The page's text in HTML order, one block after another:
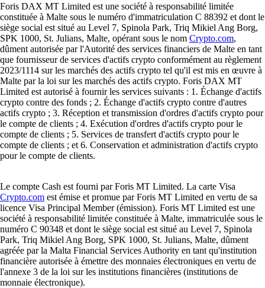
Foris DAX MT Limited est une société à responsabilité limitée
constituée à Malte sous le numéro d'immatriculation C 88392 et dont le
siège social est situé au Level 7, Spinola Park, Triq Mikiel Ang Borg,
SPK 1000, St. Julians, Malte, opérant sous le nom Crypto.com,
dûment autorisée par l'Autorité des services financiers de Malte en tant
que fournisseur de services d'actifs crypto conformément au règlement
2023/1114 sur les marchés des actifs crypto tel qu'il est mis en œuvre à
Malte par la loi sur les marchés des actifs crypto. Foris DAX MT
Limited est autorisé à fournir les services suivants : 1. Échange d'actifs
crypto contre des fonds ; 2. Échange d'actifs crypto contre d'autres
actifs crypto ; 3. Réception et transmission d'ordres d'actifs crypto pour
le compte de clients ; 4. Exécution d'ordres d'actifs crypto pour le
compte de clients ; 5. Services de transfert d'actifs crypto pour le
compte de clients ; et 6. Conservation et administration d'actifs crypto
pour le compte de clients.
Le compte Cash est fourni par Foris MT Limited. La carte Visa
Crypto.com est émise et promue par Foris MT Limited en vertu de sa
licence Visa Principal Member (émission). Foris MT Limited est une
société à responsabilité limitée constituée à Malte, immatriculée sous le
numéro C 90348 et dont le siège social est situé au Level 7, Spinola
Park, Triq Mikiel Ang Borg, SPK 1000, St. Julians, Malte, dûment
agréée par la Malta Financial Services Authority en tant qu'institution
financière autorisée à émettre des monnaies électroniques en vertu de
l'annexe 3 de la loi sur les institutions financières (institutions de
monnaie électronique).